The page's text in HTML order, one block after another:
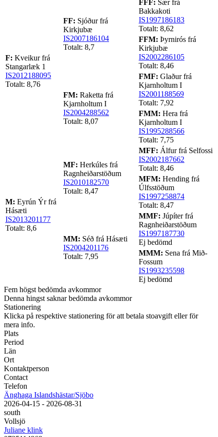
F: Kveikur frá
Stangarlæk 1
IS2012188095
Totalt: 8,76
FF: Sjóður frá
Kirkjubæ
IS2007186104
Totalt: 8,7
FFF: Sær frá
Bakkakoti
IS1997186183
Totalt: 8,62
FFM: Þyrnirós frá
Kirkjubæ
IS2002286105
Totalt: 8,46
FM: Raketta frá
Kjarnholtum I
IS2004288562
Totalt: 8,07
FMF: Glaður frá
Kjarnholtum I
IS2001188569
Totalt: 7,92
FMM: Hera frá
Kjarnholtum I
IS1995288566
Totalt: 7,75
M: Eyrún Ýr frá
Hásæti
IS2013201177
Totalt: 8,6
MF: Herkúles frá
Ragnheiðarstöðum
IS2010182570
Totalt: 8,47
MFF: Álfur frá Selfossi
IS2002187662
Totalt: 8,46
MFM: Hending frá
Úlfsstöðum
IS1997258874
Totalt: 8,47
MM: Séð frá Hásæti
IS2004201176
Totalt: 7,95
MMF: Júpíter frá
Ragnheiðarstöðum
IS1997187730
Ej bedömd
MMM: Sena frá Mið-
Fossum
IS1993235598
Ej bedömd
Fem högst bedömda avkommor
Denna hingst saknar bedömda avkommor
Stationering
Klicka på respektive stationering för att betala stoavgift eller för
mera info.
Plats
Period
Län
Ort
Kontaktperson
Contact
Telefon
Änghaga Islandshästar/Sjöbo
2026-04-15 - 2026-08-31
south
Vollsjö
Juliane klink